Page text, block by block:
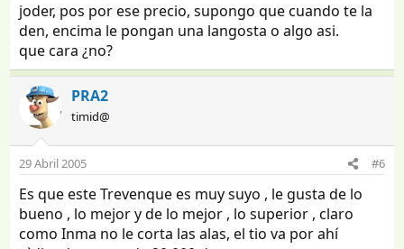
joder, pos por ese precio, supongo que cuando te la
den, encima le pongan una langosta o algo asi.
que cara ¿no?
PRA2
timid@
29 Abril 2005 #6
Es que este Trevenque es muy suyo , le gusta de lo
bueno , lo mejor y de lo mejor , lo superior , claro
como Inma no le corta las alas, el tio va por ahí